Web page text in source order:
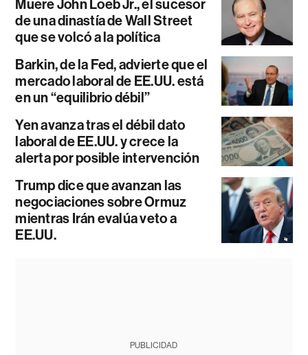
Muere John Loeb Jr., el sucesor
de una dinastía de Wall Street
que se volcó a la política
Barkin, de la Fed, advierte que el
mercado laboral de EE.UU. está
en un “equilibrio débil”
Yen avanza tras el débil dato
laboral de EE.UU. y crece la
alerta por posible intervención
Trump dice que avanzan las
negociaciones sobre Ormuz
mientras Irán evalúa veto a
EE.UU.
PUBLICIDAD